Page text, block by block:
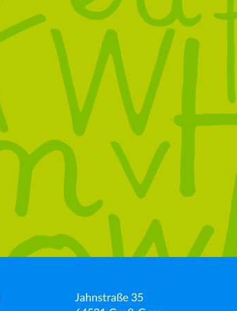
Jahnstraße 35